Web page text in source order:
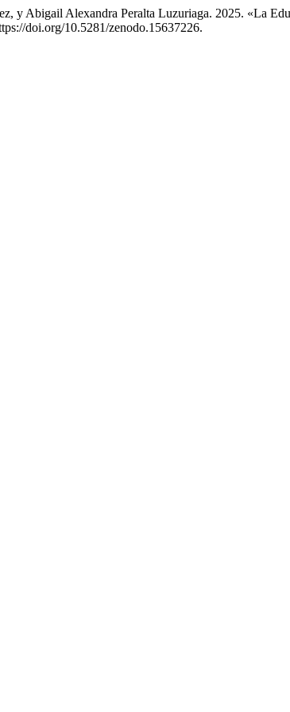
y Abigail Alexandra Peralta Luzuriaga. 2025. «La
doi.org/10.5281/zenodo.15637226.